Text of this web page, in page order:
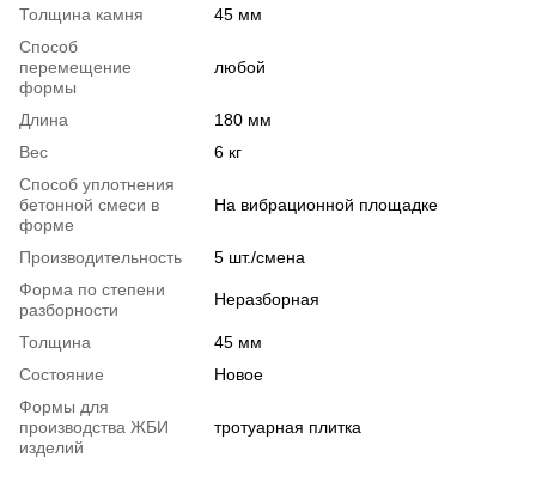
Толщина камня
45 мм
Способ
перемещение
формы
любой
Длина
180 мм
Вес
6 кг
Способ уплотнения
бетонной смеси в
форме
На вибрационной площадке
Производительность
5 шт./смена
Форма по степени
разборности
Неразборная
Толщина
45 мм
Состояние
Новое
Формы для
производства ЖБИ
изделий
тротуарная плитка